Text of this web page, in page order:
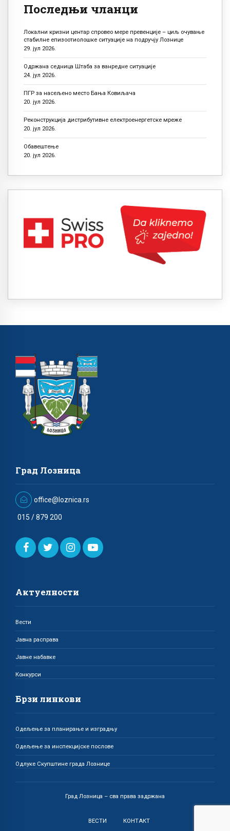
Последњи чланци
Локални кризни центар спровео мере превенције – циљ очување
стабилне епизоотиолошке ситуације на подручју Лознице
29. јул 2026.
Одржана седница Штаба за ванредне ситуације
24. јул 2026.
ПГР за насељено место Бања Ковиљача
20. јул 2026.
Реконструкција дистрибутивне електроенергетске мреже
20. јул 2026.
Обавештење
20. јул 2026.
Град Лозница
office@loznica.rs
015 / 879 200
Актуелности
Вести
Јавна расправа
Јавне набавке
Конкурси
Брзи линкови
Одељење за планирање и изградњу
Одељење за инспекцијске послове
Одлуке Скупштине града Лознице
Град Лозница – сва права задржана
ВЕСТИ КОНТАКТ